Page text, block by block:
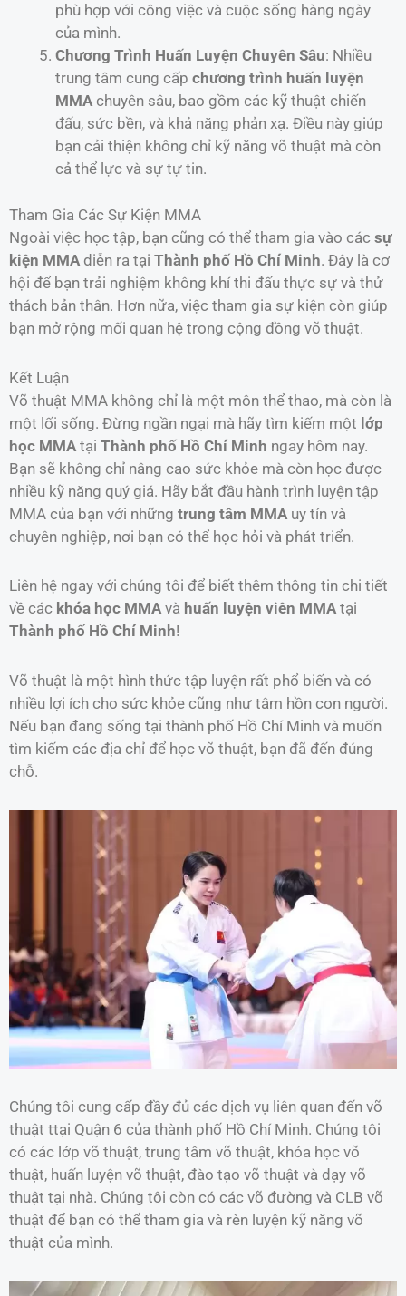
phù hợp với công việc và cuộc sống hàng ngày
của mình.
Chương Trình Huấn Luyện Chuyên Sâu: Nhiều
trung tâm cung cấp chương trình huấn luyện
MMAchuyên sâu, bao gồm các kỹ thuật chiến
đấu, sức bền, và khả năng phản xạ. Điều này giúp
bạn cải thiện không chỉ kỹ năng võ thuật mà còn
cả thể lực và sự tự tin.
Tham Gia Các Sự Kiện MMA
Ngoài việc học tập, bạn cũng có thể tham gia vào các sự
kiện MMA diễn ra tại Thành phố Hồ Chí Minh. Đây là cơ
hội để bạn trải nghiệm không khí thi đấu thực sự và thử
thách bản thân. Hơn nữa, việc tham gia sự kiện còn giúp
bạn mở rộng mối quan hệ trong cộng đồng võ thuật.
Kết Luận
Võ thuật MMA không chỉ là một môn thể thao, mà còn là
một lối sống. Đừng ngần ngại mà hãy tìm kiếm một lớp
học MMA tại Thành phố Hồ Chí Minh ngay hôm nay.
Bạn sẽ không chỉ nâng cao sức khỏe mà còn học được
nhiều kỹ năng quý giá. Hãy bắt đầu hành trình luyện tập
MMA của bạn với những trung tâm MMA uy tín và
chuyên nghiệp, nơi bạn có thể học hỏi và phát triển.
Liên hệ ngay với chúng tôi để biết thêm thông tin chi tiết
về các khóa học MMAvà huấn luyện viên MMAtại
Thành phố Hồ Chí Minh!
Võ thuật là một hình thức tập luyện rất phổ biến và có
nhiều lợi ích cho sức khỏe cũng như tâm hồn con người.
Nếu bạn đang sống tại thành phố Hồ Chí Minh và muốn
tìm kiếm các địa chỉ để học võ thuật, bạn đã đến đúng
chỗ.
Chúng tôi cung cấp đầy đủ các dịch vụ liên quan đến võ
thuật ttại Quận 6 của thành phố Hồ Chí Minh. Chúng tôi
có các lớp võ thuật, trung tâm võ thuật, khóa học võ
thuật, huấn luyện võ thuật, đào tạo võ thuật và dạy võ
thuật tại nhà. Chúng tôi còn có các võ đường và CLB võ
thuật để bạn có thể tham gia và rèn luyện kỹ năng võ
thuật của mình.